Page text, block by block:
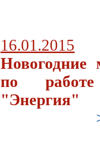
16.01.2015
по
"Энергия"